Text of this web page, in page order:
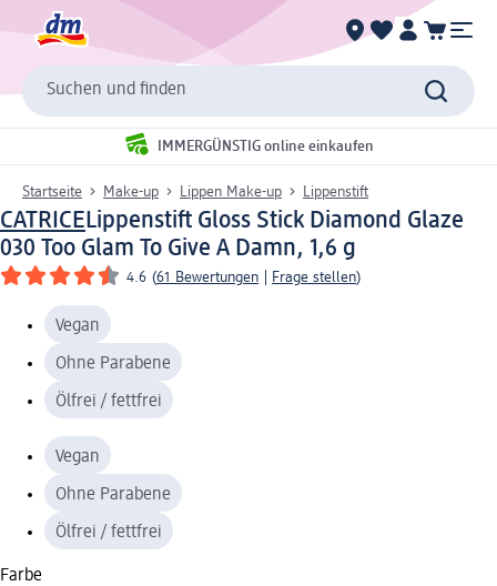
Suchen und finden
IMMERGÜNSTIG online einkaufen
Startseite Make-up Lippen Make-up Lippenstift
CATRICELippenstift Gloss Stick Diamond Glaze
030 Too Glam To Give A Damn, 1,6 g
4.6 (61 Bewertungen Frage stellen)
Vegan
Ohne Parabene
Ölfrei / fettfrei
Vegan
Ohne Parabene
Ölfrei / fettfrei
Farbe